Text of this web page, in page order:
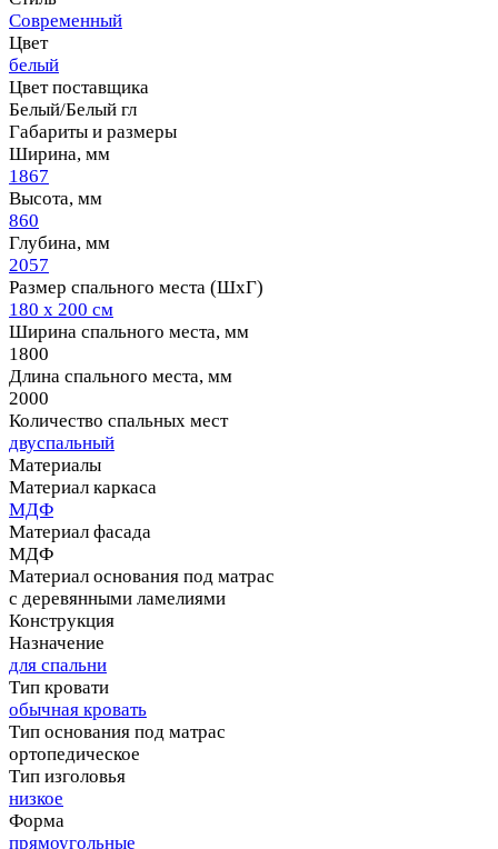
Современный
Цвет
белый
Цвет поставщика
Белый/Белый гл
Габариты и размеры
Ширина, мм
1867
Высота, мм
860
Глубина, мм
2057
Размер спального места (ШхГ)
180 х 200 см
Ширина спального места, мм
1800
Длина спального места, мм
2000
Количество спальных мест
двуспальный
Материалы
Материал каркаса
МДФ
Материал фасада
МДФ
Материал основания под матрас
с деревянными ламелиями
Конструкция
Назначение
для спальни
Тип кровати
обычная кровать
Тип основания под матрас
ортопедическое
Тип изголовья
низкое
Форма
прямоугольные